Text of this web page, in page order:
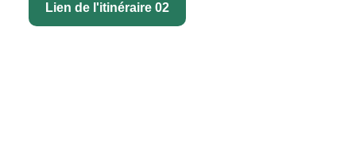
Lien de l'itinéraire 02